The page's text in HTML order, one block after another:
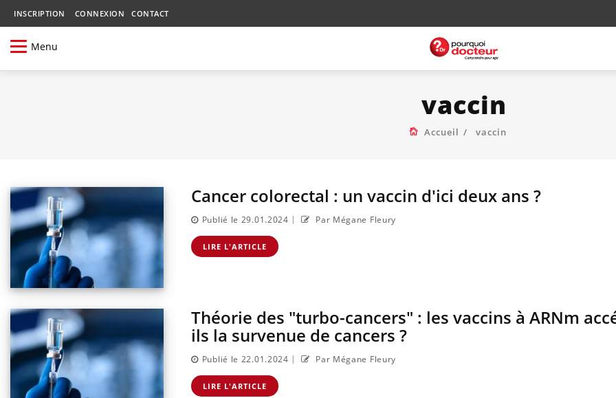
INSCRIPTION CONNEXION CONTACT
Menu
vaccin
Accueil vaccin
Cancer colorectal : un vaccin d'ici deux ans ?
Publié le 29.01.2024 | Par Mégane Fleury
LIRE L'ARTICLE
Théorie des "turbo-cancers" : les vaccins à ARNm
ils la survenue de cancers ?
Publié le 22.01.2024 | Par Mégane Fleury
LIRE L'ARTICLE